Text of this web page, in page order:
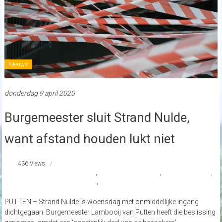
Nieuws
donderdag 9 april 2020
Burgemeester sluit Strand Nulde,
want afstand houden lukt niet
436 Views
, ,
,
,
PUTTEN – Strand Nulde is woensdag met onmiddellijke ingang
dichtgegaan. Burgemeester Lambooij van Putten heeft die beslissing